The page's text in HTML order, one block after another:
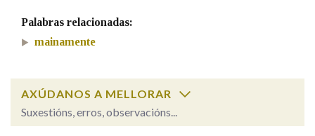
Nas definicións
Na fraseoloxía
Palabras relacionadas:
mainamente
AXÚDANOS A MELLORAR
Suxestións, erros, observacións...